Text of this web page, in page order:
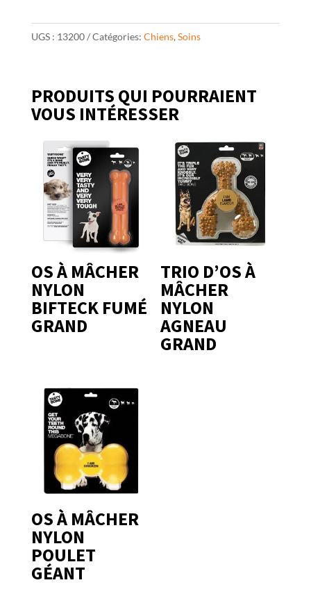
UGS : 13200 Catégories: Chiens, Soins
PRODUITS QUI POURRAIENT
VOUS INTÉRESSER
OS À MÂCHER
NYLON
BIFTECK FUMÉ
GRAND
TRIO D’OS À
MÂCHER
NYLON
AGNEAU
GRAND
OS À MÂCHER
NYLON
POULET
GÉANT